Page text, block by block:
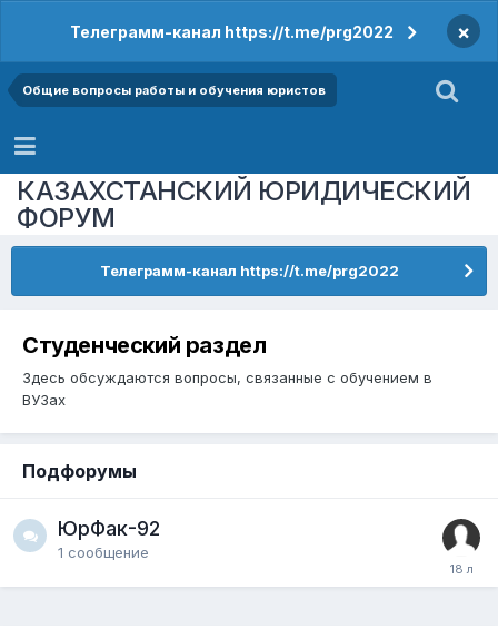
Телеграмм-канал https://t.me/prg2022 ×
Общие вопросы работы и обучения юристов
КАЗАХСТАНСКИЙ ЮРИДИЧЕСКИЙ
ФОРУМ
Телеграмм-канал https://t.me/prg2022
Студенческий раздел
Здесь обсуждаются вопросы, связанные с обучением в
ВУЗах
Подфорумы
ЮрФак-92
1 сообщение